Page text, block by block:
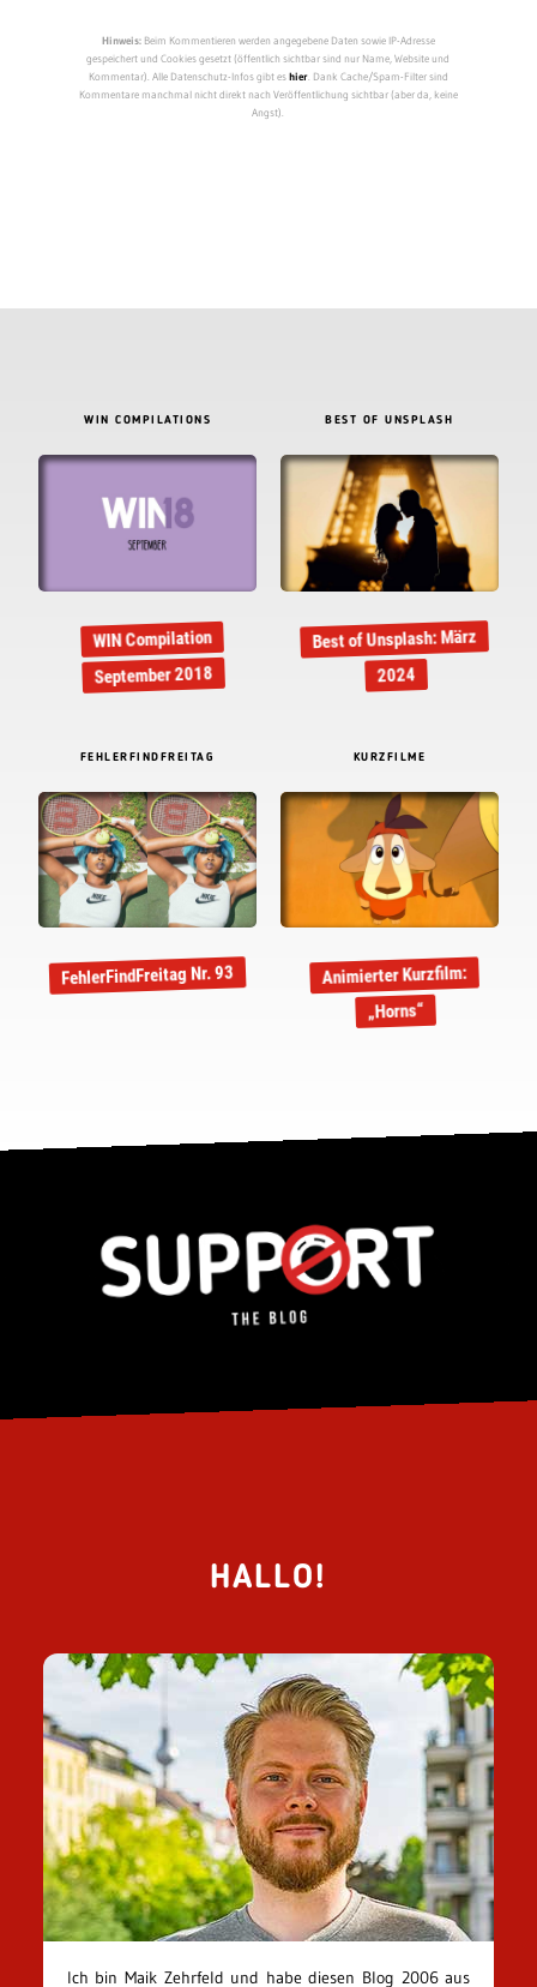
Hinweis:Beim Kommentieren werden angegebene Daten sowie IP-Adresse
gespeichert und Cookies gesetzt (öffentlich sichtbar sind nur Name, Website und
Kommentar). Alle Datenschutz-Infos gibt eshier. Dank Cache/Spam-Filter sind
Kommentare manchmal nicht direkt nach Veröffentlichung sichtbar (aber da, keine
Angst).
WIN COMPILATIONS
WIN Compilation
September 2018
BEST OF UNSPLASH
Best of Unsplash: März
2024
FEHLERFINDFREITAG
FehlerFindFreitag Nr. 93
KURZFILME
Animierter Kurzfilm:
„Horns“
HALLO!
Ich bin Maik Zehrfeld und habe diesen Blog 2006 aus